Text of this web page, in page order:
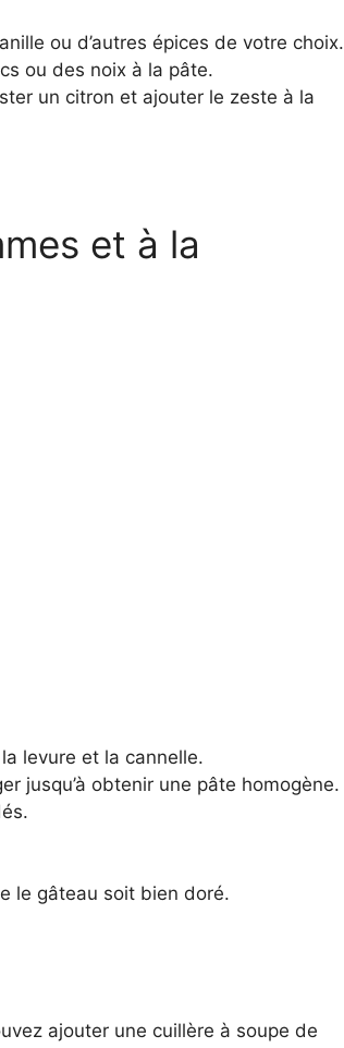
ou d’autres épices de votre choix.
ou des noix à la pâte.
un citron et ajouter le zeste à la
et à la
levure et la cannelle.
jusqu’à obtenir une pâte homogène.
le gâteau soit bien doré.
ajouter une cuillère à soupe de